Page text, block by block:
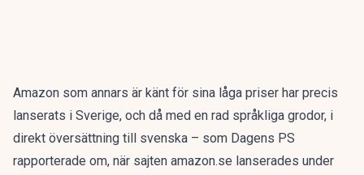
Amazon som annars är känt för sina låga priser har precis
lanserats i Sverige, och då med en rad språkliga grodor, i
direkt översättning till svenska – som Dagens PS
rapporterade om, när sajten amazon.se lanserades under